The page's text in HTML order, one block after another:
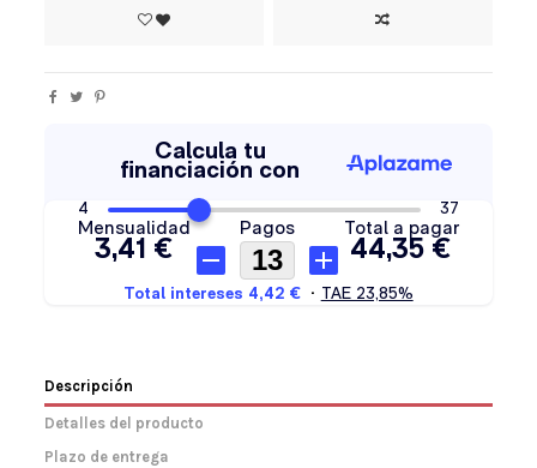
Descripción
Detalles del producto
Plazo de entrega